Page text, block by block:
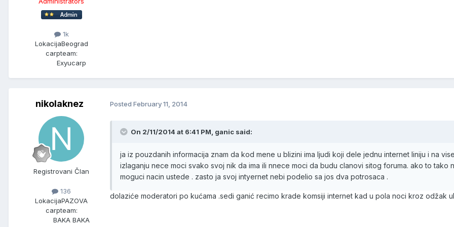
1k
LokacijaBeograd
carpteam:
Exyucarp
nikolaknez
Registrovani Član
136
LokacijaPAZOVA
carpteam:
BAKA BAKA
Posted February 11, 2014
On 2/11/2014 at 6:41 PM, ganic said:
ja iz pouzdanih informacija znam da kod mene u blizini ima ljudi koji dele jednu internet liniju i na
izlaganju nece moci svako svoj nik da ima ili nnece moci da budu clanovi sitog foruma. ako to
moguci nacin ustede . zasto ja svoj intyernet nebi podelio sa jos dva potrosaca .
dolaziće moderatori po kućama .sedi ganić recimo krade komsiji internet kad u pola noci kroz odžak